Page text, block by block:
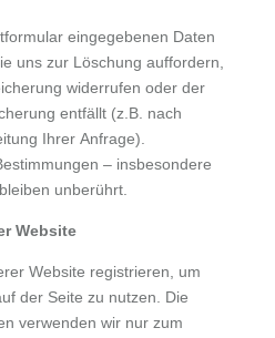
eingegebenen Daten
uns zur Löschung auffordern,
widerrufen oder der
entfällt (z.B. nach
Ihrer Anfrage).
– insbesondere
unberührt.
Website
Website registrieren, um
der Seite zu nutzen. Die
verwenden wir nur zum